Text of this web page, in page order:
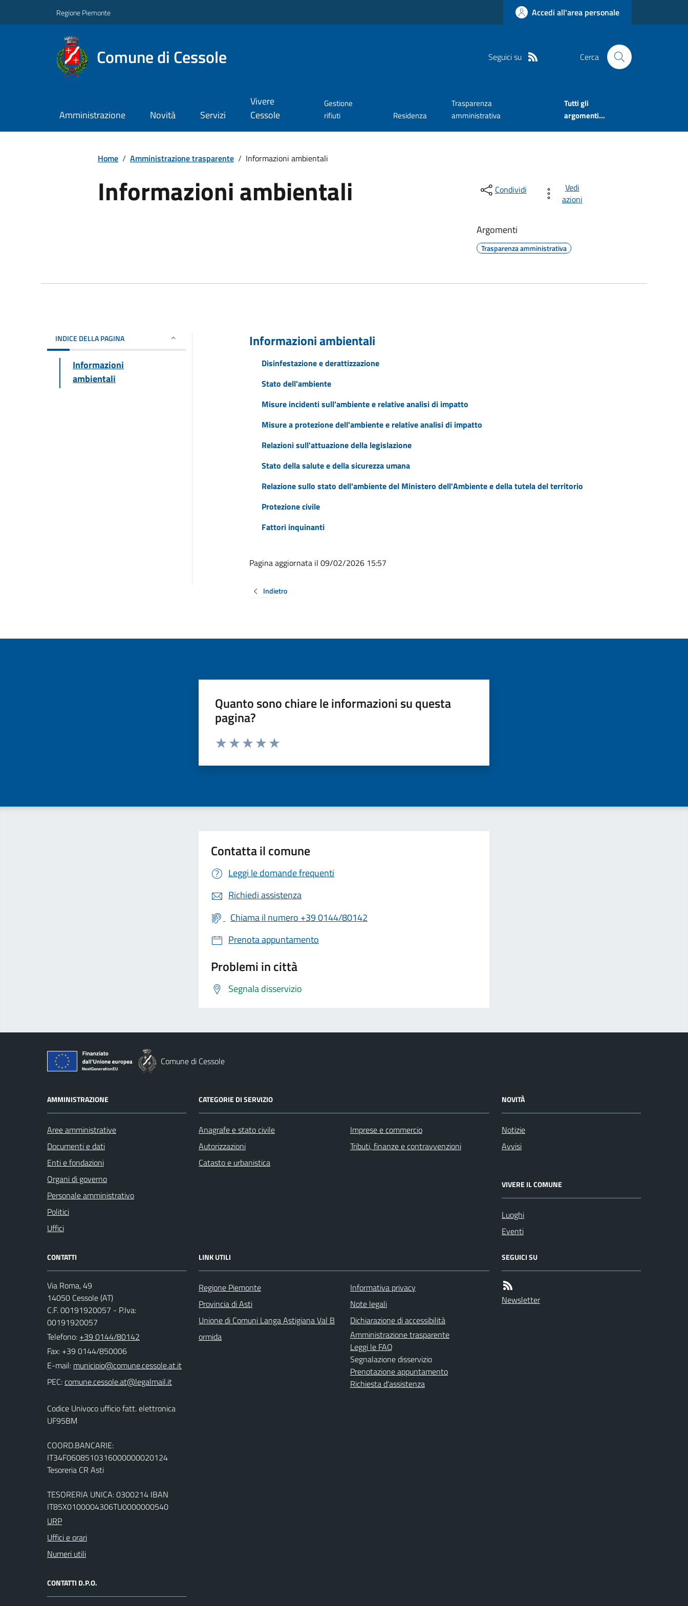
Regione Piemonte Accedi all'area personale
Comune di Cessole Seguici su Cerca
Amministrazione Novità Servizi
Vivere
Cessole
Gestione
rifiuti
Residenza
Trasparenza
amministrativa
Tutti gli
argomenti...
Home / Amministrazione trasparente / Informazioni ambientali
Informazioni ambientali Condividi
Vedi
azioni
Argomenti
Trasparenza amministrativa
INDICE DELLA PAGINA
Informazioni
ambientali
Informazioni ambientali
Disinfestazione e derattizzazione
Stato dell'ambiente
Misure incidenti sull'ambiente e relative analisi di impatto
Misure a protezione dell'ambiente e relative analisi di impatto
Relazioni sull'attuazione della legislazione
Stato della salute e della sicurezza umana
Relazione sullo stato dell'ambiente del Ministero dell'Ambiente e della tutela del territorio
Protezione civile
Fattori inquinanti
Pagina aggiornata il 09/02/2026 15:57
Indietro
Quanto sono chiare le informazioni su questa
pagina?
Valuta da 1 a 5 stelle la pagina
Contatta il comune
Leggi le domande frequenti
Richiedi assistenza
Chiama il numero +39 0144/80142
Prenota appuntamento
Problemi in città
Segnala disservizio
Comune di Cessole
AMMINISTRAZIONE
Aree amministrative
Documenti e dati
Enti e fondazioni
Organi di governo
Personale amministrativo
Politici
Uffici
CATEGORIE DI SERVIZIO
Anagrafe e stato civile
Autorizzazioni
Catasto e urbanistica
Imprese e commercio
Tributi, finanze e contravvenzioni
NOVITÀ
Notizie
Avvisi
VIVERE IL COMUNE
Luoghi
Eventi
CONTATTI
Via Roma, 49
14050 Cessole (AT)
C.F. 00191920057 - P.Iva:
00191920057
Telefono: +39 0144/80142
Fax: +39 0144/850006
E-mail:
PEC:
Codice Univoco ufficio fatt. elettronica
UF95BM
COORD.BANCARIE:
IT34F0608510316000000020124
Tesoreria CR Asti
TESORERIA UNICA: 0300214 IBAN
IT85X0100004306TU0000000540
URP
Uffici e orari
Numeri utili
CONTATTI D.P.O.
LINK UTILI
Regione Piemonte
Provincia di Asti
Unione di Comuni Langa Astigiana Val B
ormida
Informativa privacy
Note legali
Dichiarazione di accessibilità
Amministrazione trasparente
Leggi le FAQ
Segnalazione disservizio
Prenotazione appuntamento
Richiesta d'assistenza
SEGUICI SU
Newsletter